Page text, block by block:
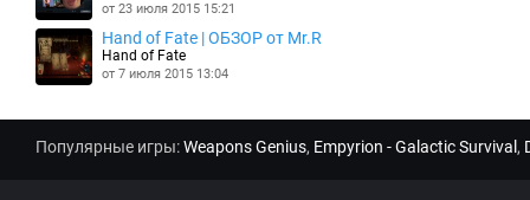
от 23 июля 2015 15:21
Hand of Fate | ОБЗОР от Mr.R
Hand of Fate
от 7 июля 2015 13:04
Популярные игры:Weapons Genius, Empyrion - Galactic Survival ,